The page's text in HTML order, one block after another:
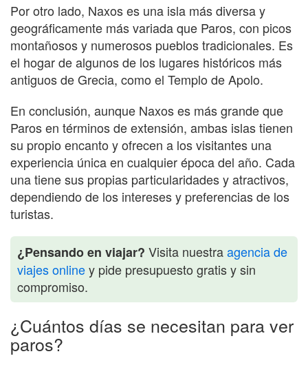
Por otro lado, Naxos es una isla más diversa y
geográficamente más variada que Paros, con picos
montañosos y numerosos pueblos tradicionales. Es
el hogar de algunos de los lugares históricos más
antiguos de Grecia, como el Templo de Apolo.
En conclusión, aunque Naxos es más grande que
Paros en términos de extensión, ambas islas tienen
su propio encanto y ofrecen a los visitantes una
experiencia única en cualquier época del año. Cada
una tiene sus propias particularidades y atractivos,
dependiendo de los intereses y preferencias de los
turistas.
¿Pensando en viajar? Visita nuestraagencia de
viajes onliney pide presupuesto gratis y sin
compromiso.
¿Cuántos días se necesitan para ver
paros?